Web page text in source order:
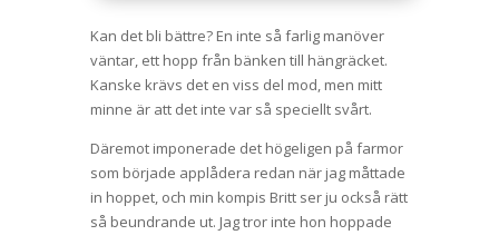
Kan det bli bättre? En inte så farlig manöver
väntar, ett hopp från bänken till hängräcket.
Kanske krävs det en viss del mod, men mitt
minne är att det inte var så speciellt svårt.
Däremot imponerade det högeligen på farmor
som började applådera redan när jag måttade
in hoppet, och min kompis Britt ser ju också rätt
så beundrande ut. Jag tror inte hon hoppade